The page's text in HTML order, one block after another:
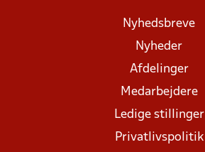
Nyhedsbreve
Nyheder
Afdelinger
Medarbejdere
Ledige stillinger
Privatlivspolitik